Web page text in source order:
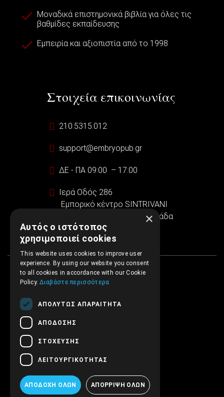
Μοναδικά επιστημονικά βιβλία για όλες τις
βαθμίδες εκπαίδευσης
Εμπειρία και αξιοπιστία από το 1998
Στοιχεία επικοινωνίας
210.5315.012
support@embryopub.gr
ΔΕ - ΠΑ 09:00 – 17:00
Ιερά Οδός 286
Εμπορικό κέντρο SINTRIVANI
122 43 Αιγάλεω Αθήνα, Ελλάδα
×
Αυτός ο ιστότοπος
χρησιμοποιεί cookies
This website uses cookies to improve user
experience. By using our website you consent
to all cookies in accordance with our Cookie
Policy.Διαβάστε περισσότερα
ΑΠΟΛΎΤΩΣ ΑΠΑΡΑΊΤΗΤΑ
ΑΠΌΔΟΣΗΣ
ΣΤΌΧΕΥΣΗΣ
ΛΕΙΤΟΥΡΓΙΚΌΤΗΤΑΣ
ΑΠΟΔΟΧΉ ΌΛΩΝ ΑΠΌΡΡΙΨΗ ΌΛΩΝ